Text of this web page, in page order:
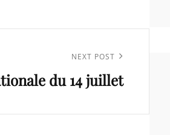
NEXT POST
du 14 juillet